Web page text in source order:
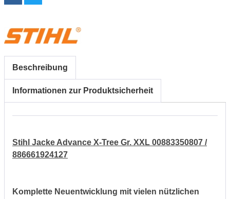
Beschreibung
Informationen zur Produktsicherheit
Stihl Jacke Advance X-Tree Gr. XXL 00883350807 /
886661924127
Komplette Neuentwicklung mit vielen nützlichen